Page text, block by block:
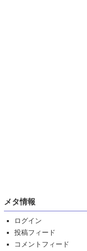
メタ情報
ログイン
投稿フィード
コメントフィード